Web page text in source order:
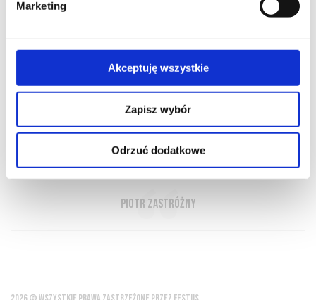
Marketing
Akceptuję wszystkie
Zapisz wybór
Odrzuć dodatkowe
OFERTA ONLINE PRODUCENCI
PRZEWODNIK
SŁOWNIK
Ależ to wino jest pyszne!
Piotr Zastróżny